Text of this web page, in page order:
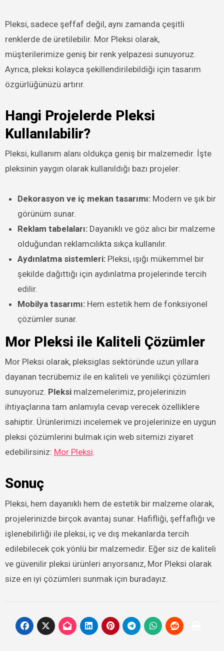
Pleksi, sadece şeffaf değil, aynı zamanda çeşitli
renklerde de üretilebilir. Mor Pleksi olarak,
müşterilerimize geniş bir renk yelpazesi sunuyoruz.
Ayrıca, pleksi kolayca şekillendirilebildiği için tasarım
özgürlüğünüzü artırır.
Hangi Projelerde Pleksi
Kullanılabilir?
Pleksi, kullanım alanı oldukça geniş bir malzemedir. İşte
pleksinin yaygın olarak kullanıldığı bazı projeler:
Dekorasyon ve iç mekan tasarımı: Modern ve şık bir
görünüm sunar.
Reklam tabelaları: Dayanıklı ve göz alıcı bir malzeme
olduğundan reklamcılıkta sıkça kullanılır.
Aydınlatma sistemleri: Pleksi, ışığı mükemmel bir
şekilde dağıttığı için aydınlatma projelerinde tercih
edilir.
Mobilya tasarımı: Hem estetik hem de fonksiyonel
çözümler sunar.
Mor Pleksi ile Kaliteli Çözümler
Mor Pleksi olarak, pleksiglas sektöründe uzun yıllara
dayanan tecrübemiz ile en kaliteli ve yenilikçi çözümleri
sunuyoruz. Pleksimalzemelerimiz, projelerinizin
ihtiyaçlarına tam anlamıyla cevap verecek özelliklere
sahiptir. Ürünlerimizi incelemek ve projelerinize en uygun
pleksi çözümlerini bulmak için web sitemizi ziyaret
edebilirsiniz: Mor Pleksi.
Sonuç
Pleksi, hem dayanıklı hem de estetik bir malzeme olarak,
projelerinizde birçok avantaj sunar. Hafifliği, şeffaflığı ve
işlenebilirliği ile pleksi, iç ve dış mekanlarda tercih
edilebilecek çok yönlü bir malzemedir. Eğer siz de kaliteli
ve güvenilir pleksi ürünleri arıyorsanız, Mor Pleksi olarak
size en iyi çözümleri sunmak için buradayız.